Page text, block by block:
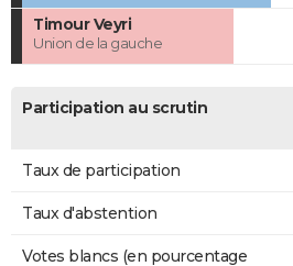
Timour Veyri
Union de la gauche
Participation au scrutin
Taux de participation
Taux d'abstention
Votes blancs (en pourcentage